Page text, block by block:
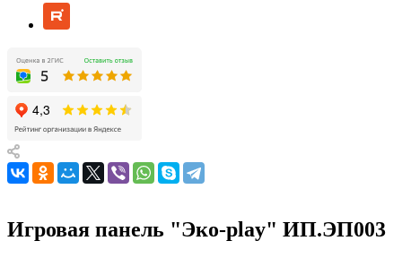
Игровая панель "Эко-play" ИП.ЭП003